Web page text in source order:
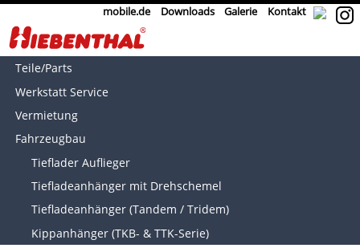
mobile.de Downloads Galerie Kontakt
Teile/Parts
Werkstatt Service
Vermietung
Fahrzeugbau
Tieflader Auflieger
Tiefladeanhänger mit Drehschemel
Tiefladeanhänger (Tandem / Tridem)
Kippanhänger (TKB- & TTK-Serie)